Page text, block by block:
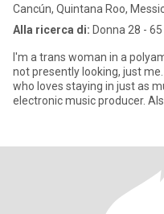
Cancún, Quintana Roo,
Alla ricerca di: Donna 28 - 65
I'm a trans woman in a
not presently looking, just
who loves staying in just as
electronic music producer.